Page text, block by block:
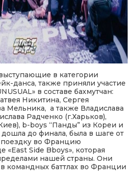
в категории
данса, также приняли участие
в составе бахмутчан:
Никитина, Сергея
Мельника, а также Владислава
Радченко (г.Харьков),
b-boys “Панды” из Кореи и
до финала, была в шаге от
поездку во Францию
«East Side Bboys», которая
нашей страны. Они
командных баттлах во Франции